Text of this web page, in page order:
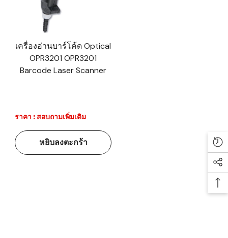
เครื่องอ่านบาร์โค้ด Optical
OPR3201 OPR3201
Barcode Laser Scanner
ราคา : สอบถามเพิ่มเติม
หยิบลงตะกร้า